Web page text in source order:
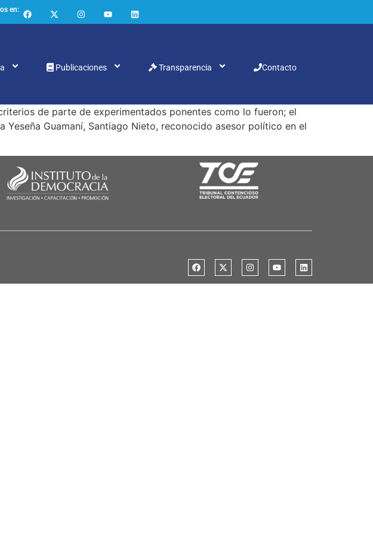
en:
Publicaciones Transparencia Contacto
de parte de experimentados ponentes como lo fueron; el
Guamaní, Santiago Nieto, reconocido asesor político en el